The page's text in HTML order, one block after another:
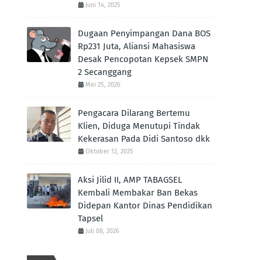
Juni 14, 2025
Dugaan Penyimpangan Dana BOS
Rp231 Juta, Aliansi Mahasiswa
Desak Pencopotan Kepsek SMPN
2 Secanggang
Mei 25, 2026
Pengacara Dilarang Bertemu
Klien, Diduga Menutupi Tindak
Kekerasan Pada Didi Santoso dkk
Oktober 12, 2025
Aksi Jilid II, AMP TABAGSEL
Kembali Membakar Ban Bekas
Didepan Kantor Dinas Pendidikan
Tapsel
Juli 08, 2026